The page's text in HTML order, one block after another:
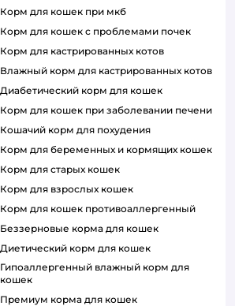
корм для кошек при мкб
корм для кошек с проблемами почек
Корм для кастрированных котов
влажный корм для кастрированных котов
диабетический корм для кошек
корм для кошек при заболевании печени
кошачий корм для похудения
корм для беременных и кормящих кошек
корм для старых кошек
корм для взрослых кошек
корм для кошек противоаллергенный
беззерновые корма для кошек
диетический корм для кошек
гипоаллергенный влажный корм для
кошек
премиум корма для кошек